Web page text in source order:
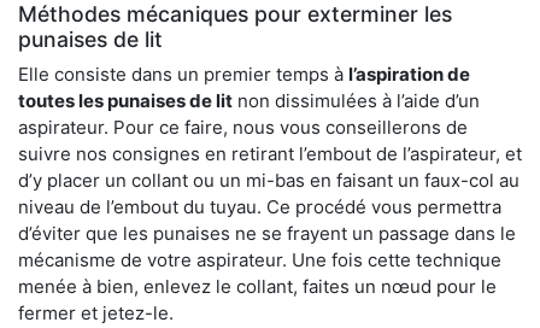
Méthodes mécaniques pour exterminer les
punaises de lit
Elle consiste dans un premier temps à l’aspiration de
toutes les punaises de lit non dissimulées à l’aide d’un
aspirateur. Pour ce faire, nous vous conseillerons de
suivre nos consignes en retirant l’embout de l’aspirateur, et
d’y placer un collant ou un mi-bas en faisant un faux-col au
niveau de l’embout du tuyau. Ce procédé vous permettra
d’éviter que les punaises ne se frayent un passage dans le
mécanisme de votre aspirateur. Une fois cette technique
menée à bien, enlevez le collant, faites un nœud pour le
fermer et jetez-le.